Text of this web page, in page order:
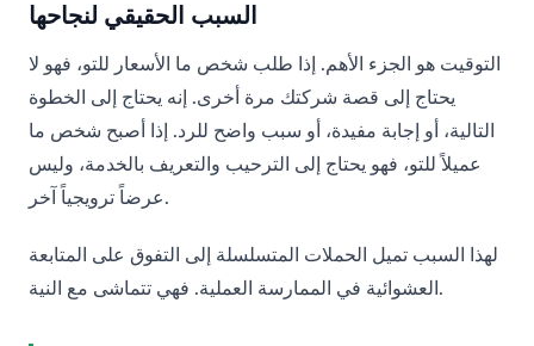
السبب الحقيقي لنجاحها
التوقيت هو الجزء الأهم. إذا طلب شخص ما الأسعار للتو، فهو لا
يحتاج إلى قصة شركتك مرة أخرى. إنه يحتاج إلى الخطوة
التالية، أو إجابة مفيدة، أو سبب واضح للرد. إذا أصبح شخص ما
عميلاً للتو، فهو يحتاج إلى الترحيب والتعريف بالخدمة، وليس
عرضاً ترويجياً آخر.
لهذا السبب تميل الحملات المتسلسلة إلى التفوق على المتابعة
العشوائية في الممارسة العملية. فهي تتماشى مع النية.